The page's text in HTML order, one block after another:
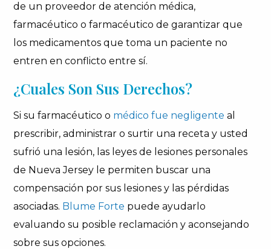
de un proveedor de atención médica,
farmacéutico o farmacéutico de garantizar que
los medicamentos que toma un paciente no
entren en conflicto entre sí.
¿Cuales Son Sus Derechos?
Si su farmacéutico o médico fue negligente al
prescribir, administrar o surtir una receta y usted
sufrió una lesión, las leyes de lesiones personales
de Nueva Jersey le permiten buscar una
compensación por sus lesiones y las pérdidas
asociadas. Blume Forte puede ayudarlo
evaluando su posible reclamación y aconsejando
sobre sus opciones.